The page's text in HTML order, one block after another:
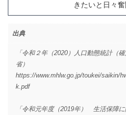
きたいと日々奮
出典
「令和２年（2020）人口動態統計（
省）
https://www.mhlw.go.jp/toukei/saikin/
k.pdf
「令和元年度（2019年） 生活保障